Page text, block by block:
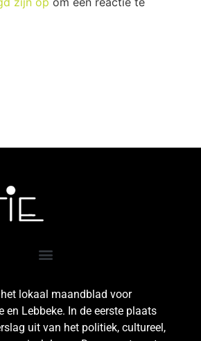
lokaal maandblad voor
en Lebbeke. In de eerste plaats
uit van het politiek, cultureel,